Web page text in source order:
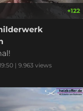
+122
| 9.963 views